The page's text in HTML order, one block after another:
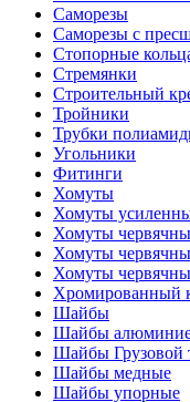
Саморезы
Саморезы с
Стопорные
Стремянки
Строительный
Тройники
Трубки
Угольники
Фитинги
Хомуты
Хомуты
Хомуты
Хомуты
Хомуты
Хромированный
Шайбы
Шайбы
Шайбы Грузовой
Шайбы медные
Шайбы упорные